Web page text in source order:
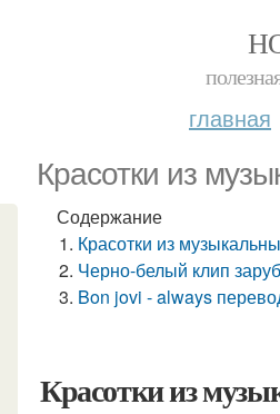
главная
Красотки из
Содержание
Красотки из
Черно-белый клип
Bon jovi - always
Красотки из